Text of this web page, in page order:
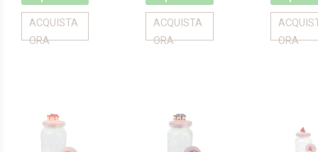
ACQUISTA
ORA
ACQUISTA
ORA
ORA